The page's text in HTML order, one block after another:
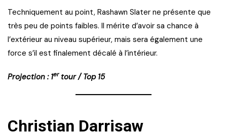
Techniquement au point, Rashawn Slater ne présente que
très peu de points faibles. Il mérite d’avoir sa chance à
l’extérieur au niveau supérieur, mais sera également une
force s’il est finalement décalé à l’intérieur.
Projection : 1ertour / Top 15
Christian Darrisaw